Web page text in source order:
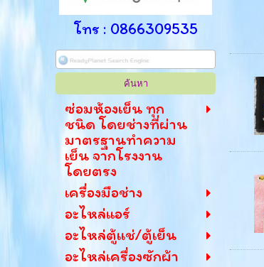
โทร : 0866309535
ซ่อมห้องเย็น ทุก
ชนิด โดยช่างที่ผ่าน
มาตรฐานทำความ
เย็น จากโรงงาน
โดยตรง
เครื่องมือช่าง
อะไหล่แอร์
อะไหล่ตู้แช่/ตู้เย็น
อะไหล่เครื่องซักผ้า